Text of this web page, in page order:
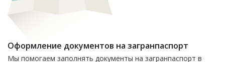
Оформление документов на загранпаспорт
Мы помогаем заполнять документы на загранпаспорт в